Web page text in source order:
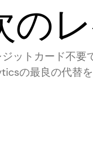
の
ジットカード不
の最良の代替